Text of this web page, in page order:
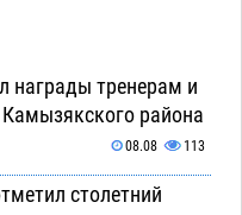
награды тренерам и
района
08.08 113
столетний